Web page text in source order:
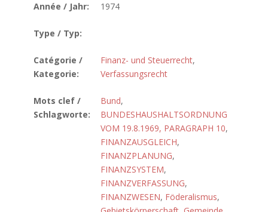
Année / Jahr: 1974
Type / Typ:
Catégorie /
Kategorie:
Finanz- und Steuerrecht,
Verfassungsrecht
Mots clef /
Schlagworte:
Bund,
BUNDESHAUSHALTSORDNUNG
VOM 19.8.1969, PARAGRAPH 10,
FINANZAUSGLEICH,
FINANZPLANUNG,
FINANZSYSTEM,
FINANZVERFASSUNG,
FINANZWESEN, Föderalismus,